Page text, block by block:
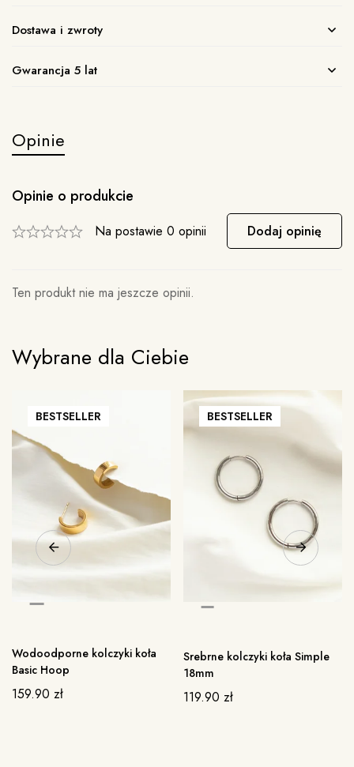
Dostawa i zwroty
Gwarancja 5 lat
Opinie
Opinie o produkcie
Na postawie 0 opinii Dodaj opinię
Ten produkt nie ma jeszcze opinii.
Wybrane dla Ciebie
BESTSELLER
Wodoodporne kolczyki koła
Basic Hoop
159.90 zł
BESTSELLER
Srebrne kolczyki koła Simple
18mm
119.90 zł